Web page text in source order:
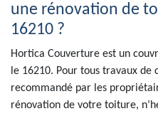
une rénovation de
16210 ?
Hortica Couverture est un
le 16210. Pour tous travaux de
recommandé par les
rénovation de votre toiture,